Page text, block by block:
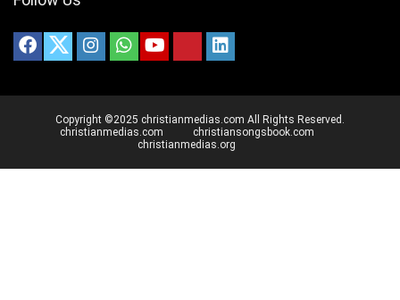
Copyright ©2025 christianmedias.com All Rights Reserved.
christianmedias.com
christiansongsbook.com
christianmedias.org